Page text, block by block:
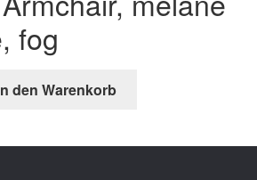
fog
den Warenkorb